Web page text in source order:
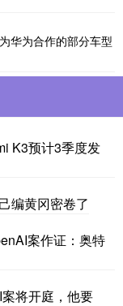
华为合作的部分车型
K3预计3季度发
编黄冈密卷了
案作证：奥特
将开庭，他要